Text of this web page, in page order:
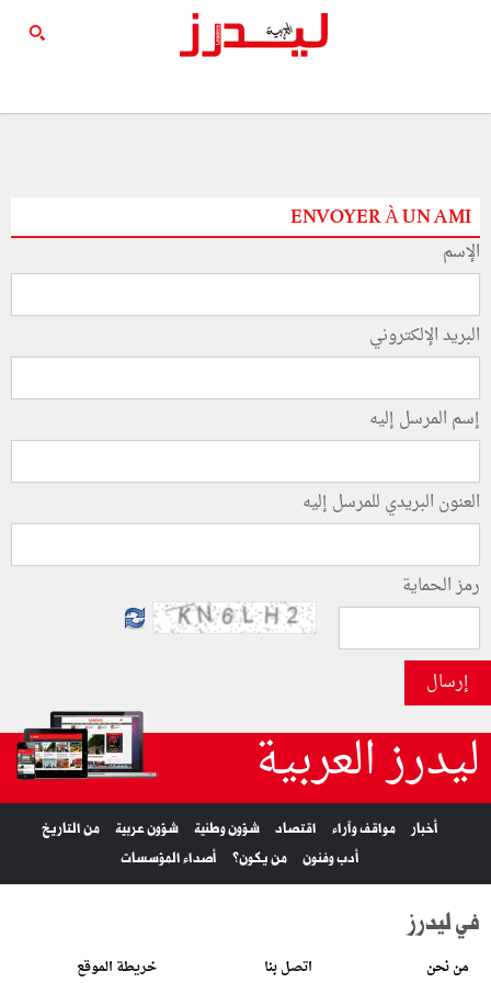
ENVOYER À UN AMI
الإسم
البريد الإلكتروني
إسم المرسل إليه
العنون البريدي للمرسل إليه
رمز الحماية
إرسال
ليدرز العربية
أخبار مواقف وآراء اقتصاد شؤون وطنية شؤون عربية
من التاريخ
أدب وفنون
من يكون؟ أصداء المؤسسات
في ليدرز
من نحن اتصل بنا خريطة الموقع